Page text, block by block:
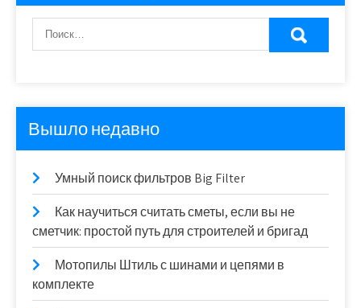
Вышло недавно
Умный поиск фильтров Big Filter
Как научиться считать сметы, если вы не
сметчик: простой путь для строителей и бригад
Мотопилы Штиль с шинами и цепями в
комплекте